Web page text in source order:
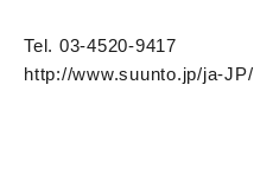
Tel. 03-4520-9417
http://www.suunto.jp/ja-JP/